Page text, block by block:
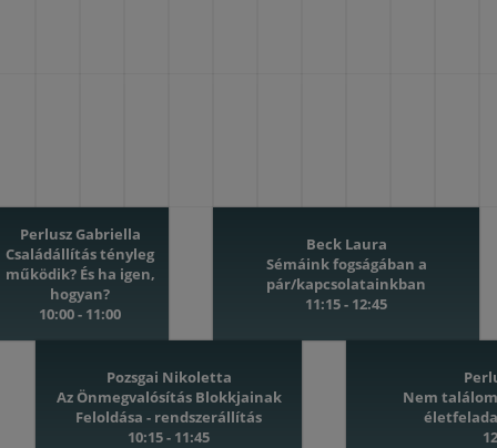
Perlusz Gabriella
Családállítás tényleg
működik? És ha igen,
hogyan?
10:00 - 11:00
Beck Laura
Sémáink fogságában a
pár/kapcsolatainkban
11:15 - 12:45
Pozsgai Nikoletta
Az Önmegvalósítás Blokkjainak
Feloldása - rendszerállítás
10:15 - 11:45
Nem